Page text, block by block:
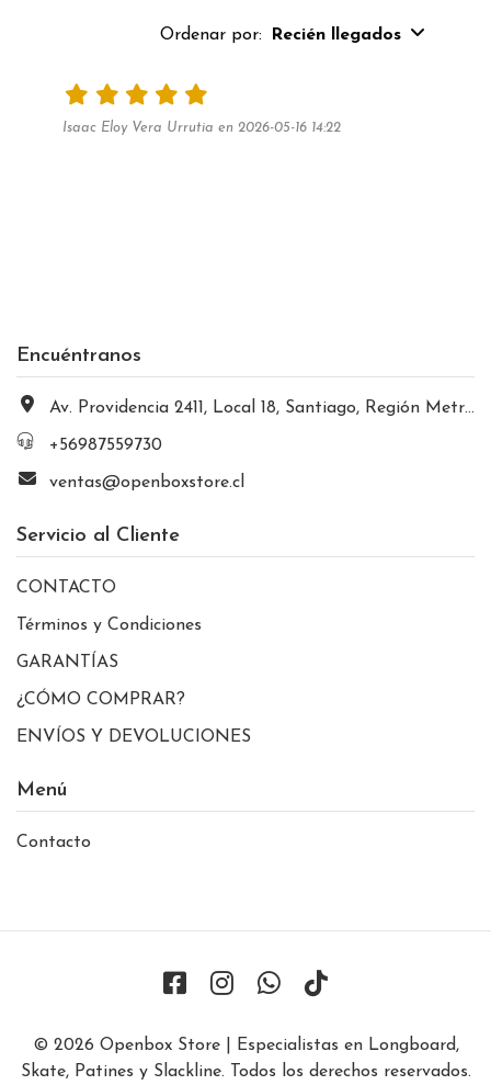
Ordenar por: Recién llegados
Isaac Eloy Vera Urrutia en 2026-05-16 14:22
Encuéntranos
Av. Providencia 2411, Local 18, Santiago, Región Metropolitana, Chile
+56987559730
ventas@openboxstore.cl
Servicio al Cliente
CONTACTO
Términos y Condiciones
GARANTÍAS
¿CÓMO COMPRAR?
ENVÍOS Y DEVOLUCIONES
Menú
Contacto
© 2026 Openbox Store | Especialistas en Longboard,
Skate, Patines y Slackline. Todos los derechos reservados.